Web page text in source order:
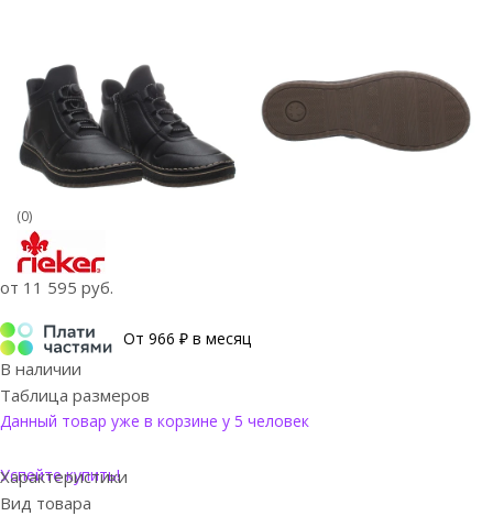
(0)
от 11 595 руб.
От 966 ₽ в месяц
В наличии
Таблица размеров
Данный товар уже в корзине у 5 человек
Успейте купить!
Характеристики
Вид товара